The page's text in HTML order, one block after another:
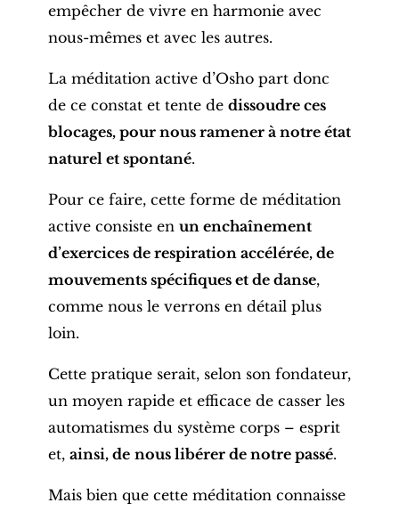
empêcher de vivre en harmonie avec
nous-mêmes et avec les autres.
La méditation active d’Osho part donc
de ce constat et tente de dissoudre ces
blocages, pour nous ramener à notre état
naturel et spontané.
Pour ce faire, cette forme de méditation
active consiste en un enchaînement
d’exercices de respiration accélérée, de
mouvements spécifiques et de danse,
comme nous le verrons en détail plus
loin.
Cette pratique serait, selon son fondateur,
un moyen rapide et efficace de casser les
automatismes du système corps – esprit
et, ainsi, de nous libérer de notre passé.
Mais bien que cette méditation connaisse